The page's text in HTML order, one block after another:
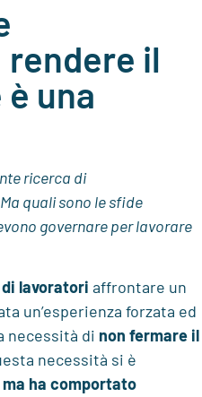
il
una
ricerca di
quali sono le sfide
governare per lavorare
lavoratori affrontare un
un’esperienza forzata ed
necessità di non fermare il
necessità si è
ha comportato